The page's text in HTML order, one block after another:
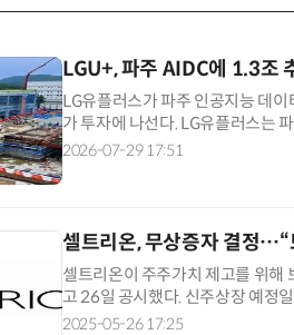
LGU+, 파주 AIDC에 1.3조
LG유플러스가 파주 인공지능 데
가 투자에 나선다. LG유플러스는
을 투입한다고 29일 공시했다. LG
2026-07-29 17:51
셀트리온, 무상증자 결정
셀트리온이 주주가치 제고를 위해
고 26일 공시했다. 신주상장 예정
다음 달 10일이다. 무상증자 규모
2025-05-26 17:25